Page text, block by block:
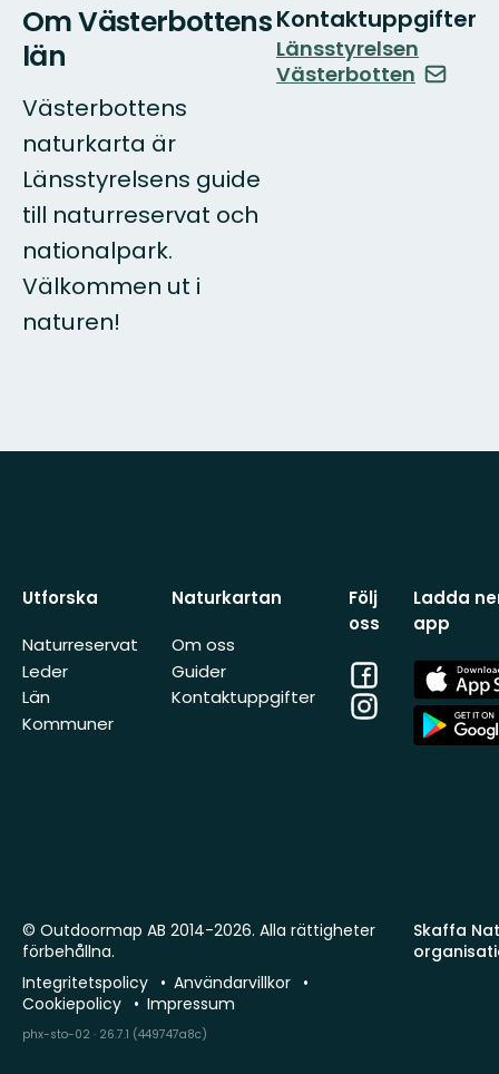
Om Västerbottens
län
Västerbottens
naturkarta är
Länsstyrelsens guide
till naturreservat och
nationalpark.
Välkommen ut i
naturen!
Kontaktuppgifter
Länsstyrelsen
Västerbotten
Utforska
Naturreservat
Leder
Län
Kommuner
Naturkartan
Om oss
Guider
Kontaktuppgifter
Följ
oss
Facebook
Instagram
Ladda
app
App
Store
App
Store
Skaffa
© Outdoormap AB 2014-2026. Alla rättigheter
förbehållna.
Integritetspolicy
Användarvillkor
Cookiepolicy
Impressum
phx-sto-02 · 26.7.1 (449747a8c)